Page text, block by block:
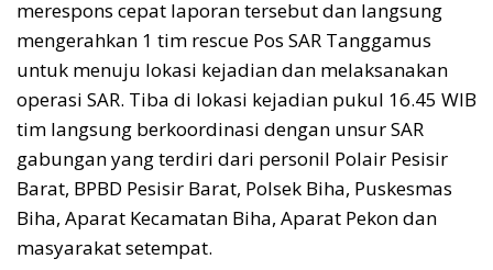
merespons cepat laporan tersebut dan langsung
mengerahkan 1 tim rescue Pos SAR Tanggamus
untuk menuju lokasi kejadian dan melaksanakan
operasi SAR. Tiba di lokasi kejadian pukul 16.45 WIB
tim langsung berkoordinasi dengan unsur SAR
gabungan yang terdiri dari personil Polair Pesisir
Barat, BPBD Pesisir Barat, Polsek Biha, Puskesmas
Biha, Aparat Kecamatan Biha, Aparat Pekon dan
masyarakat setempat.